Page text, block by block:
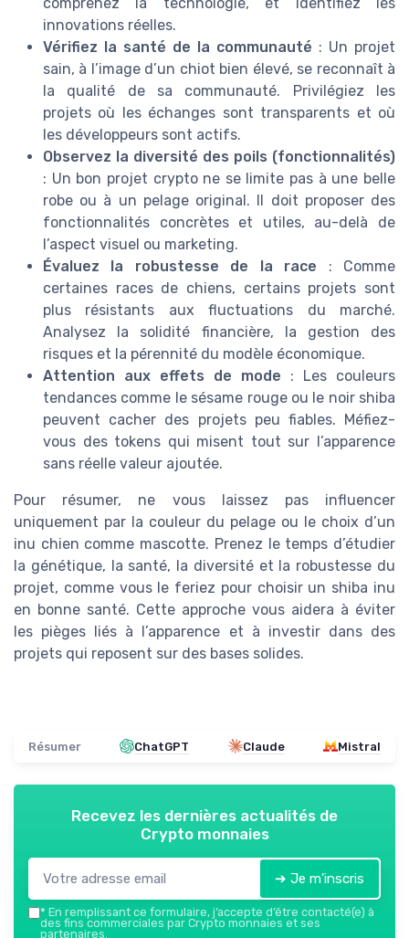
innovations réelles.
Vérifiez la santé de la communauté : Un projet
sain, à l’image d’un chiot bien élevé, se reconnaît à
la qualité de sa communauté. Privilégiez les
projets où les échanges sont transparents et où
les développeurs sont actifs.
Observez la diversité des poils (fonctionnalités)
: Un bon projet crypto ne se limite pas à une belle
robe ou à un pelage original. Il doit proposer des
fonctionnalités concrètes et utiles, au-delà de
l’aspect visuel ou marketing.
Évaluez la robustesse de la race : Comme
certaines races de chiens, certains projets sont
plus résistants aux fluctuations du marché.
Analysez la solidité financière, la gestion des
risques et la pérennité du modèle économique.
Attention aux effets de mode : Les couleurs
tendances comme le sésame rouge ou le noir shiba
peuvent cacher des projets peu fiables. Méfiez-
vous des tokens qui misent tout sur l’apparence
sans réelle valeur ajoutée.
Pour résumer, ne vous laissez pas influencer
uniquement par la couleur du pelage ou le choix d’un
inu chien comme mascotte. Prenez le temps d’étudier
la génétique, la santé, la diversité et la robustesse du
projet, comme vous le feriez pour choisir un shiba inu
en bonne santé. Cette approche vous aidera à éviter
les pièges liés à l’apparence et à investir dans des
projets qui reposent sur des bases solides.
Résumer ChatGPT Claude Mistral
Recevez les dernières actualités de
Crypto monnaies
➔ Je m'inscris
* En remplissant ce formulaire, j’accepte d’être contacté(e) à
des fins commerciales par Crypto monnaies et ses
partenaires.